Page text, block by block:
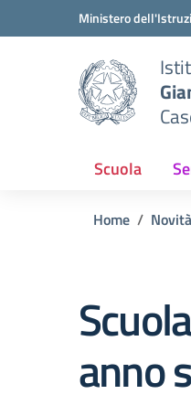
Vai ai contenuti
Vai al menu di navigazione
Ministero
Scuola
Home Novità
anno